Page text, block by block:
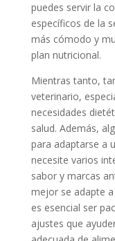
puedes servir la
específicos de la
más cómodo y
plan nutricional.
Mientras tanto,
veterinario,
necesidades
salud. Además,
para adaptarse a
necesite varios
sabor y marcas
mejor se adapte
es esencial ser
ajustes que